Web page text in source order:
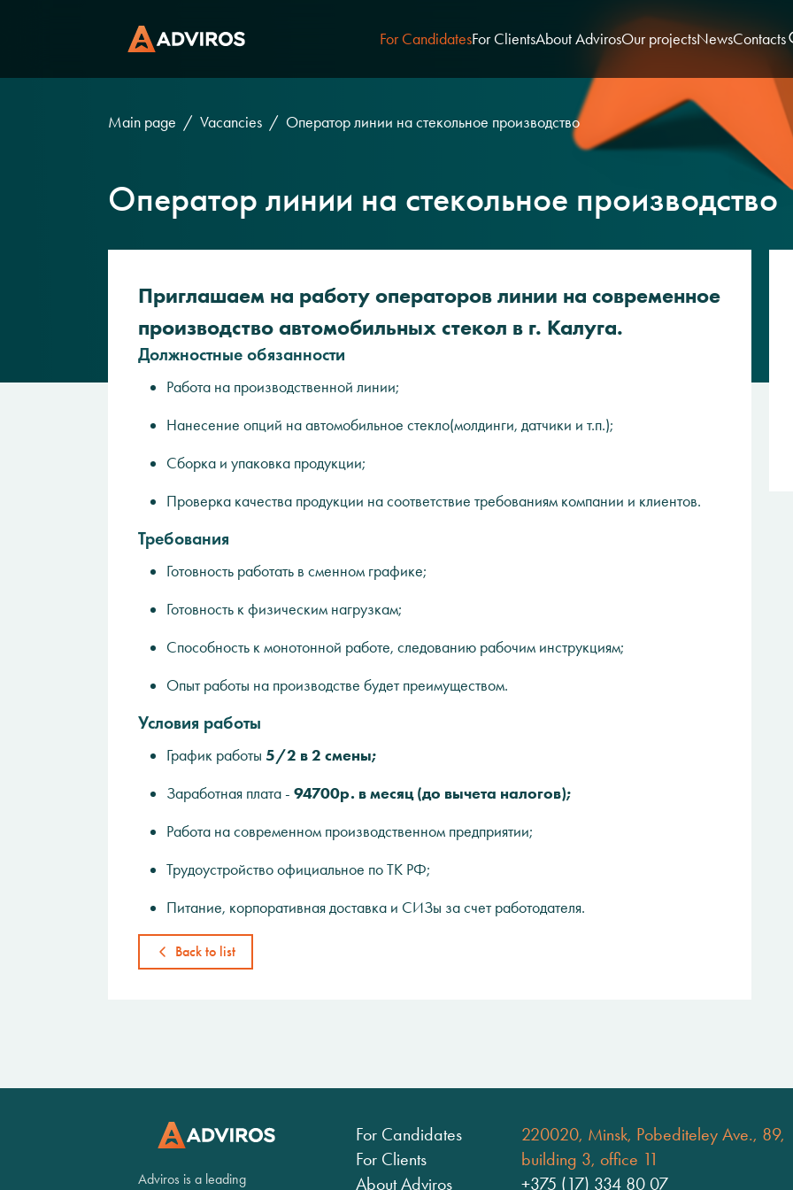
For CandidatesFor ClientsAbout AdvirosOur projectsNewsContacts
Main page Vacancies Оператор линии на стекольное производство
Оператор линии на стекольное производство
Приглашаем на работу операторов линии на современное
производство автомобильных стекол в г. Калуга.
Должностные обязанности
Работа на производственной линии;
Нанесение опций на автомобильное стекло(молдинги, датчики и т.п.);
Сборка и упаковка продукции;
Проверка качества продукции на соответствие требованиям компании и клиентов.
Требования
Готовность работать в сменном графике;
Готовность к физическим нагрузкам;
Способность к монотонной работе, следованию рабочим инструкциям;
Опыт работы на производстве будет преимуществом.
Условия работы
График работы 5/2 в 2 смены;
Заработная плата - 94700р. в месяц (до вычета налогов);
Работа на современном производственном предприятии;
Трудоустройство официальное по ТК РФ;
Питание, корпоративная доставка и СИЗы за счет работодателя.
Back to list
Adviros is a leading
For Candidates
For Clients
About Adviros
220020, Minsk, Pobediteley Ave., 89,
building 3, office 11
+375 (17) 334 80 07